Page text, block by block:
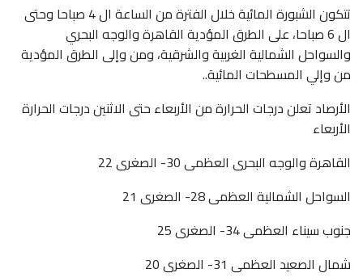
تتكون الشبورة المائية خلال الفترة من الساعة ال 4 صباحا وحتى
ال 6 صباحا، على الطرق المؤدية القاهرة والوجه البحري
والسواحل الشمالية الغربية والشرقية، ومن وإلى الطرق المؤدية
من وإلي المسطحات المائية..
الأرصاد تعلن درجات الحرارة من الأربعاء حتى الاثنين درجات الحرارة
الأربعاء
القاهرة والوجه البحرى العظمى 30- الصغرى 22
السواحل الشمالية العظمى 28- الصغرى 21
جنوب سيناء العظمى 34- الصغرى 25
شمال الصعيد العظمى 31- الصغرى 20